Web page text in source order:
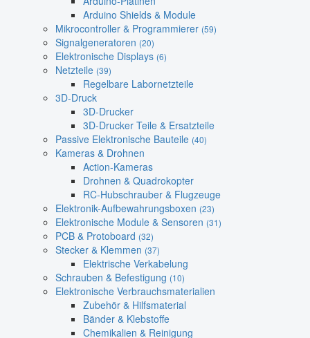
Arduino Shields & Module
Mikrocontroller & Programmierer (59)
Signalgeneratoren (20)
Elektronische Displays (6)
Netzteile (39)
Regelbare Labornetzteile
3D-Druck
3D-Drucker
3D-Drucker Teile & Ersatzteile
Passive Elektronische Bauteile (40)
Kameras & Drohnen
Action-Kameras
Drohnen & Quadrokopter
RC-Hubschrauber & Flugzeuge
Elektronik-Aufbewahrungsboxen (23)
Elektronische Module & Sensoren (31)
PCB & Protoboard (32)
Stecker & Klemmen (37)
Elektrische Verkabelung
Schrauben & Befestigung (10)
Elektronische Verbrauchsmaterialien
Zubehör & Hilfsmaterial
Bänder & Klebstoffe
Chemikalien & Reinigung